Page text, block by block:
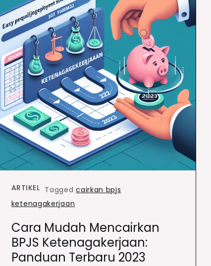
ARTIKEL Taggedcairkan bpjs
ketenagakerjaan
Cara Mudah Mencairkan
BPJS Ketenagakerjaan:
Panduan Terbaru 2023